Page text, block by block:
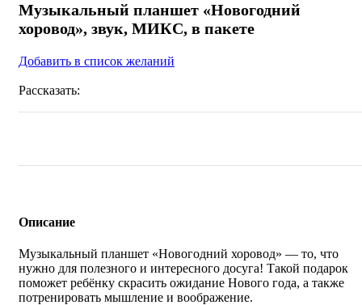
Музыкальный планшет «Новогодний
хоровод», звук, МИКС, в пакете
Добавить в список желаний
Рассказать:
Описание
Музыкальный планшет «Новогодний хоровод» — то, что
нужно для полезного и интересного досуга! Такой подарок
поможет ребёнку скрасить ожидание Нового года, а также
потренировать мышление и воображение.